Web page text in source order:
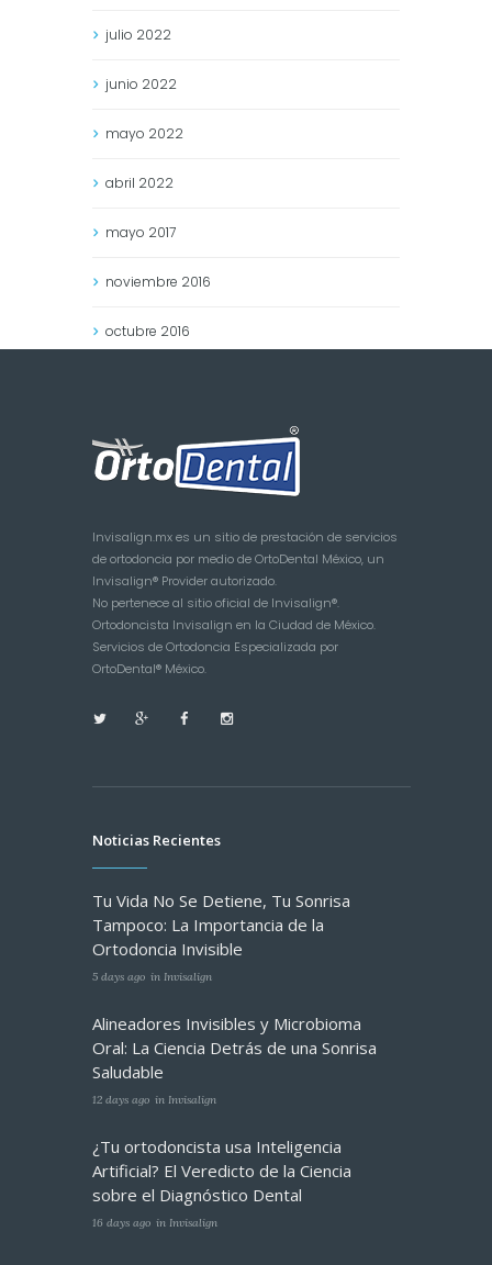
julio 2022
junio 2022
mayo 2022
abril 2022
mayo 2017
noviembre 2016
octubre 2016
Invisalign.mx es un sitio de prestación de servicios
de ortodoncia por medio de OrtoDental México, un
Invisalign® Provider autorizado.
No pertenece al sitio oficial de Invisalign®.
Ortodoncista Invisalign en la Ciudad de México.
Servicios de Ortodoncia Especializada por
OrtoDental® México.
Noticias Recientes
Tu Vida No Se Detiene, Tu Sonrisa
Tampoco: La Importancia de la
Ortodoncia Invisible
5 days ago in Invisalign
Alineadores Invisibles y Microbioma
Oral: La Ciencia Detrás de una Sonrisa
Saludable
12 days ago in Invisalign
¿Tu ortodoncista usa Inteligencia
Artificial? El Veredicto de la Ciencia
sobre el Diagnóstico Dental
16 days ago in Invisalign